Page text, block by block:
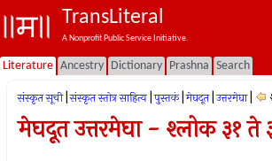
TransLiteral
A Nonprofit Public Service Initiative.
Literature Ancestry Dictionary Prashna Search
संस्कृत सूची संस्कृत स्तोत्र साहित्य पुस्तकं मेघदूत उत्तरमेघा
मेघदूत उत्तरमेघा - श्लोक ३१ ते